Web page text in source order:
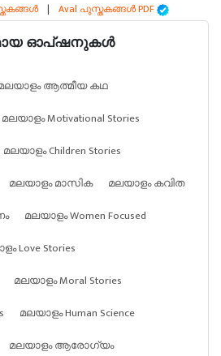
| Aval പുസ്തകങ്ങൾ PDF
ഓപ്ഷനുകൾ
ആത്മീയ കഥ
മലയാളം Motivational Stories
മലയാളം Children Stories
മലയാളം മാസിക
മലയാളം കവിത
മലയാളം Women Focused
Love Stories
മലയാളം Moral Stories
മലയാളം Human Science
മലയാളം ആരോഗ്യം